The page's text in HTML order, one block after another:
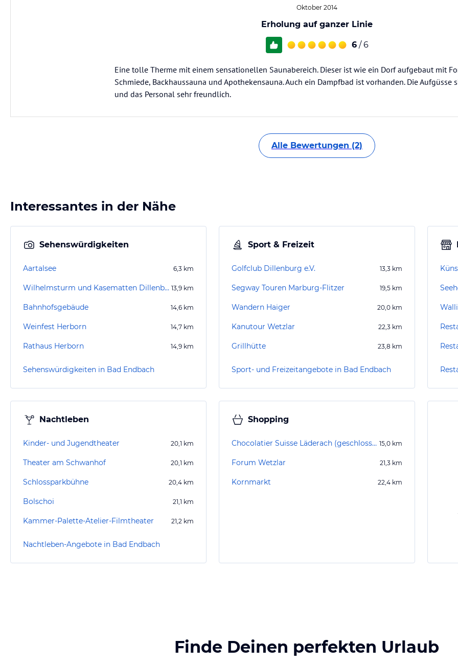
Oktober 2014
Erholung auf ganzer Linie
6 / 6
Eine tolle Therme mit einem sensationellen Saunabereich. Dieser ist wie ein Dorf aufgebaut mit
Schmiede, Backhaussauna und Apothekensauna. Auch ein Dampfbad ist vorhanden. Die Aufgüsse
und das Personal sehr freundlich.
Alle Bewertungen (2)
Interessantes in der Nähe
Sehenswürdigkeiten
Aartalsee 6,3 km
Wilhelmsturm und Kasematten Dillenburg 13,9 km
Bahnhofsgebäude 14,6 km
Weinfest Herborn 14,7 km
Rathaus Herborn 14,9 km
Sehenswürdigkeiten in Bad Endbach
Sport & Freizeit
Golfclub Dillenburg e.V. 13,3 km
Segway Touren Marburg-Flitzer 19,5 km
Wandern Haiger 20,0 km
Kanutour Wetzlar 22,3 km
Grillhütte 23,8 km
Sport- und Freizeitangebote in Bad Endbach
Nachtleben
Kinder- und Jugendtheater 20,1 km
Theater am Schwanhof 20,1 km
Schlossparkbühne 20,4 km
Bolschoi 21,1 km
Kammer-Palette-Atelier-Filmtheater 21,2 km
Nachtleben-Angebote in Bad Endbach
Shopping
Chocolatier Suisse Läderach (geschlossen) 15,0 km
Forum Wetzlar 21,3 km
Kornmarkt 22,4 km
Finde Deinen perfekten Urlaub